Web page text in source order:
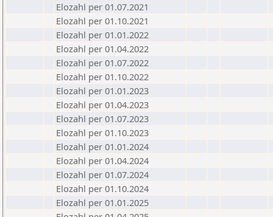
Elozahl per 01.07.2021
Elozahl per 01.10.2021
Elozahl per 01.01.2022
Elozahl per 01.04.2022
Elozahl per 01.07.2022
Elozahl per 01.10.2022
Elozahl per 01.01.2023
Elozahl per 01.04.2023
Elozahl per 01.07.2023
Elozahl per 01.10.2023
Elozahl per 01.01.2024
Elozahl per 01.04.2024
Elozahl per 01.07.2024
Elozahl per 01.10.2024
Elozahl per 01.01.2025